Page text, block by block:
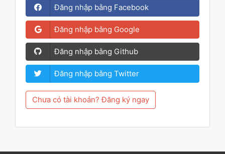
Đăng nhập bằng Facebook
Đăng nhập bằng Google
Đăng nhập bằng Github
Đăng nhập bằng Twitter
Chưa có tài khoản? Đăng ký ngay